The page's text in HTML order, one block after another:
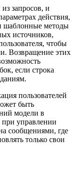
запросов, и
действия,
шаблонные методы
источников,
чтобы
Возвращение этих
если строка
пользователей
быть
модели в
при управлении
сообщениями, где
только свои